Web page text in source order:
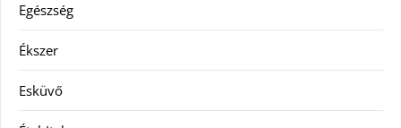
Egészség
Ékszer
Esküvő